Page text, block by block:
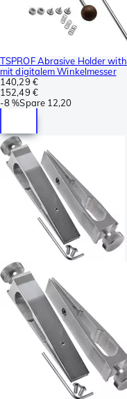
TSPROF Abrasive Holder
mit digitalem Winkelmesser
140,29 €
152,49 €
-8 %Spare 12,20